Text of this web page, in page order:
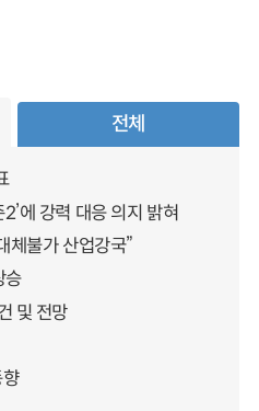
전체
에 강력 대응 의지 밝혀
체불가 산업강국”
승
및 전망